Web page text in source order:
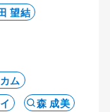
望結
ム
森 成美